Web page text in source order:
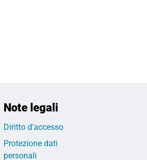
Note legali
Diritto d'accesso
Protezione dati
personali